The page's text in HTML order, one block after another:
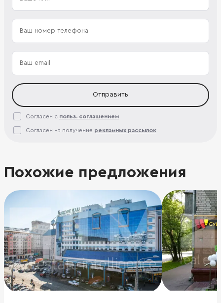
Отправить
Согласен с польз. соглашением
Согласен на получение рекламных рассылок
Похожие предложения